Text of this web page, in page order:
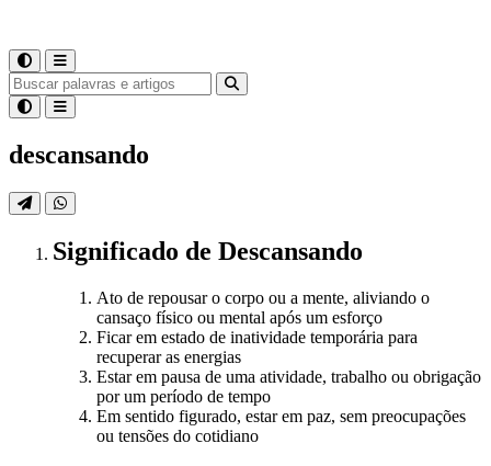
descansando
Significado de Descansando
Ato de repousar o corpo ou a mente, aliviando o
cansaço físico ou mental após um esforço
Ficar em estado de inatividade temporária para
recuperar as energias
Estar em pausa de uma atividade, trabalho ou obrigação
por um período de tempo
Em sentido figurado, estar em paz, sem preocupações
ou tensões do cotidiano